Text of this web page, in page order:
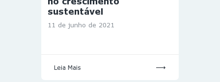
sustentável
11 de junho de 2021
Leia Mais